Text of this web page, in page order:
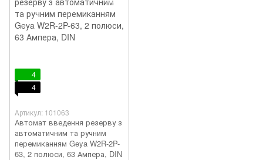
4
4
Артикул: 101063
Автомат введення резерву з
автоматичним та ручним
перемиканням Geya W2R-2P-
63, 2 полюси, 63 Ампера, DIN